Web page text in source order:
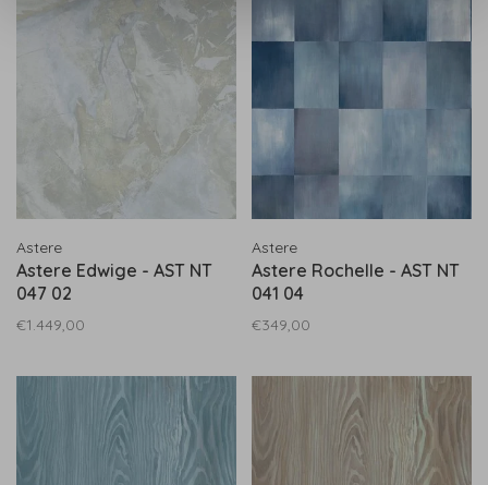
Astere
Astere Edwige - AST NT
047 02
€1.449,00
Astere
Astere Rochelle - AST NT
041 04
€349,00